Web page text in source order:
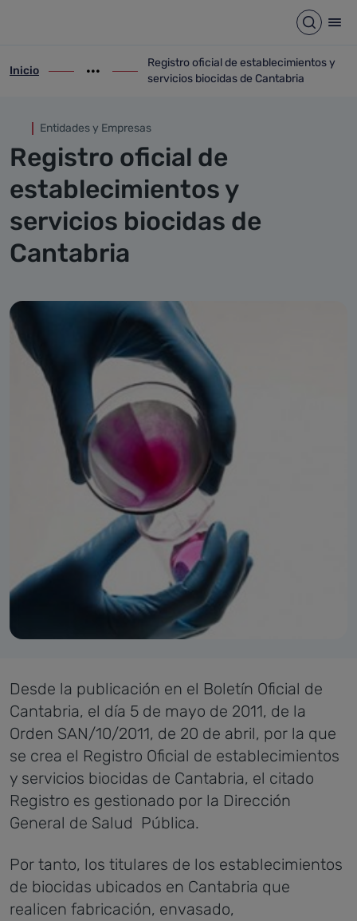
Registro oficial de Abrir
ir-a inicio
Inicio
Mostrar opciones del camino de migas
ir-a Registro oficial de establecimientos
Registro oficial de establecimientos y
servicios biocidas de Cantabria
Entidades y Empresas
Registro oficial de
establecimientos y
servicios biocidas de
Cantabria
Desde la publicación en el Boletín Oficial de
Cantabria, el día 5 de mayo de 2011, de la
Orden SAN/10/2011, de 20 de abril, por la que
se crea el Registro Oficial de establecimientos
y servicios biocidas de Cantabria, el citado
Registro es gestionado por la Dirección
General de Salud Pública.
Por tanto, los titulares de los establecimientos
de biocidas ubicados en Cantabria que
realicen fabricación, envasado,